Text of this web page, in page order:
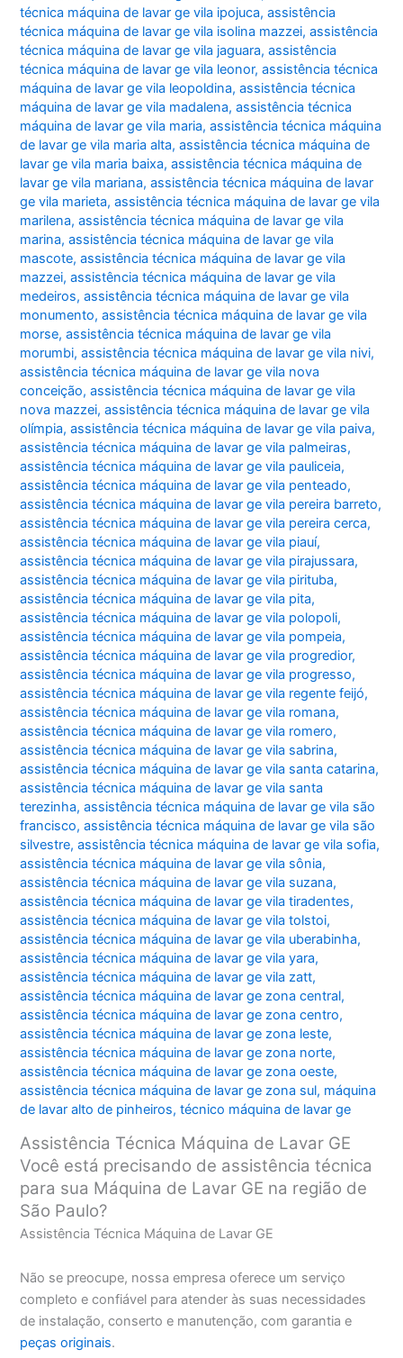
técnica máquina de lavar ge vila ipojuca,assistência
técnica máquina de lavar ge vila isolina mazzei,assistência
técnica máquina de lavar ge vila jaguara,assistência
técnica máquina de lavar ge vila leonor,assistência técnica
máquina de lavar ge vila leopoldina,assistência técnica
máquina de lavar ge vila madalena,assistência técnica
máquina de lavar ge vila maria,assistência técnica máquina
de lavar ge vila maria alta,assistência técnica máquina de
lavar ge vila maria baixa,assistência técnica máquina de
lavar ge vila mariana,assistência técnica máquina de lavar
ge vila marieta,assistência técnica máquina de lavar ge vila
marilena,assistência técnica máquina de lavar ge vila
marina,assistência técnica máquina de lavar ge vila
mascote,assistência técnica máquina de lavar ge vila
mazzei,assistência técnica máquina de lavar ge vila
medeiros,assistência técnica máquina de lavar ge vila
monumento,assistência técnica máquina de lavar ge vila
morse,assistência técnica máquina de lavar ge vila
morumbi,assistência técnica máquina de lavar ge vila nivi,
assistência técnica máquina de lavar ge vila nova
conceição,assistência técnica máquina de lavar ge vila
nova mazzei,assistência técnica máquina de lavar ge vila
olímpia,assistência técnica máquina de lavar ge vila paiva,
assistência técnica máquina de lavar ge vila palmeiras,
assistência técnica máquina de lavar ge vila pauliceia,
assistência técnica máquina de lavar ge vila penteado,
assistência técnica máquina de lavar ge vila pereira barreto,
assistência técnica máquina de lavar ge vila pereira cerca,
assistência técnica máquina de lavar ge vila piauí,
assistência técnica máquina de lavar ge vila pirajussara,
assistência técnica máquina de lavar ge vila pirituba,
assistência técnica máquina de lavar ge vila pita,
assistência técnica máquina de lavar ge vila polopoli,
assistência técnica máquina de lavar ge vila pompeia,
assistência técnica máquina de lavar ge vila progredior,
assistência técnica máquina de lavar ge vila progresso,
assistência técnica máquina de lavar ge vila regente feijó,
assistência técnica máquina de lavar ge vila romana,
assistência técnica máquina de lavar ge vila romero,
assistência técnica máquina de lavar ge vila sabrina,
assistência técnica máquina de lavar ge vila santa catarina,
assistência técnica máquina de lavar ge vila santa
terezinha,assistência técnica máquina de lavar ge vila são
francisco,assistência técnica máquina de lavar ge vila são
silvestre,assistência técnica máquina de lavar ge vila sofia,
assistência técnica máquina de lavar ge vila sônia,
assistência técnica máquina de lavar ge vila suzana,
assistência técnica máquina de lavar ge vila tiradentes,
assistência técnica máquina de lavar ge vila tolstoi,
assistência técnica máquina de lavar ge vila uberabinha,
assistência técnica máquina de lavar ge vila yara,
assistência técnica máquina de lavar ge vila zatt,
assistência técnica máquina de lavar ge zona central,
assistência técnica máquina de lavar ge zona centro,
assistência técnica máquina de lavar ge zona leste,
assistência técnica máquina de lavar ge zona norte,
assistência técnica máquina de lavar ge zona oeste,
assistência técnica máquina de lavar ge zona sul, máquina
de lavar alto de pinheiros,técnico máquina de lavar ge
Assistência Técnica Máquina de Lavar GE
Você está precisando de assistência técnica
para sua Máquina de Lavar GE na região de
São Paulo?
Assistência Técnica Máquina de Lavar GE
Não se preocupe, nossa empresa oferece um serviço
completo e confiável para atender às suas necessidades
de instalação, conserto e manutenção, com garantia e
peças originais.